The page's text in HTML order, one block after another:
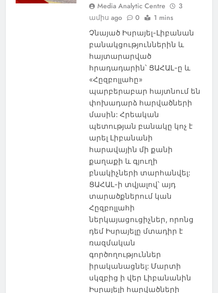
Media Analytic Centre
3
ամիս ago
0 1 mins
Չնայած Իսրայել-Լիբանան
բանակցություններին և
հայտարարված
հրադադարին՝ ՑԱՀԱԼ-ը և
«Հըզբոլլահը»
պարբերաբար հայտնում են
փոխադարձ հարվածների
մասին: Հրեական
պետության բանակը կոչ է
արել Լիբանանի
հարավային մի քանի
քաղաքի և գյուղի
բնակիչների տարհանվել:
ՑԱՀԱԼ-ի տվյալով՝ այդ
տարածքներում կան
Հըզբոլլահի
ներկայացուցիչներ, որոնց
դեմ Իսրայելը մտադիր է
ռազմական
գործողություններ
իրականացնել: Մարտի
սկզբից ի վեր Լիբանանին
Իսրայելի հարվածների